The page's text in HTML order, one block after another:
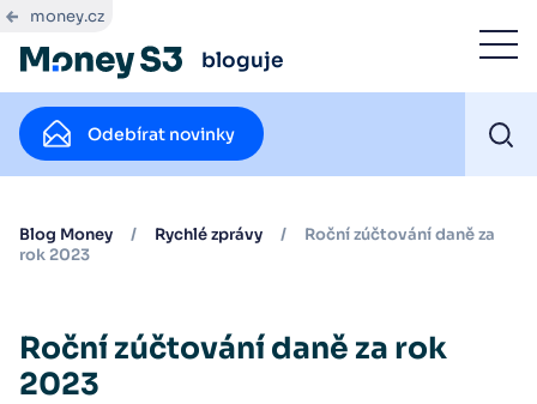
money.cz
bloguje
Odebírat novinky
Blog Money / Rychlé zprávy /
Roční zúčtování daně za
rok 2023
Roční zúčtování daně za rok
2023